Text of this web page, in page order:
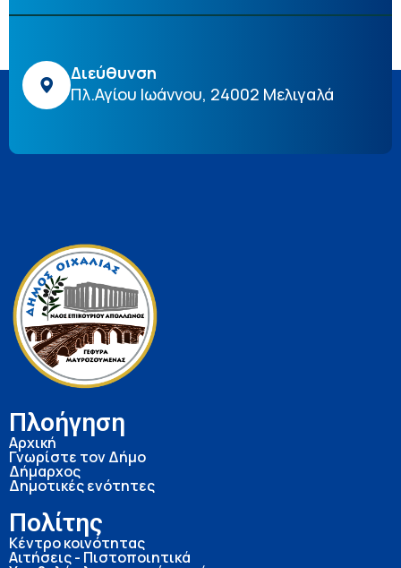
Διεύθυνση
Πλ.Αγίου Ιωάννου, 24002 Μελιγαλά
Πλοήγηση
Αρχική
Γνωρίστε τον Δήμο
Δήμαρχος
Δημοτικές ενότητες
Πολίτης
Κέντρο κοινότητας
Αιτήσεις - Πιστοποιητικά